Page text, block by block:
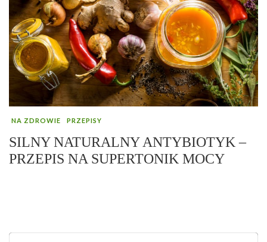
NA ZDROWIE PRZEPISY
SILNY NATURALNY ANTYBIOTYK –
PRZEPIS NA SUPERTONIK MOCY